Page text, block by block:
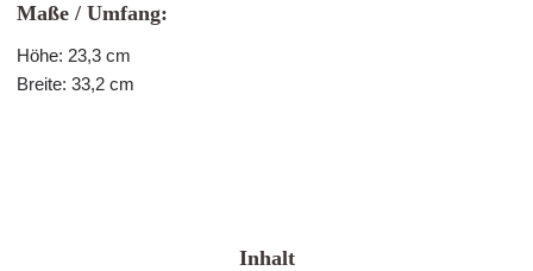
Maße / Umfang:
Höhe: 23,3 cm
Breite: 33,2 cm
Inhalt